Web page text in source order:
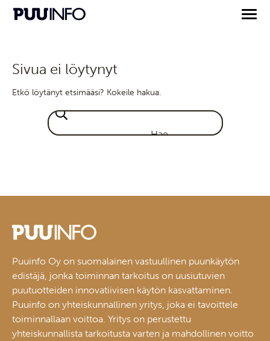
Sivua ei löytynyt
Etkö löytänyt etsimääsi? Kokeile hakua.
Puuinfo Oy on suomalainen vastuullinen puunkäytön
edistäjä, jonka toiminnan tarkoitus on uusiutuvien
puutuotteiden innovatiivisen käytön kasvattaminen.
Puuinfo on yhteiskunnallinen yritys, joka ei tavoittele
toiminnallaan voittoa. Yritys on perustettu
yhteiskunnallista tarkoitusta varten ja mahdollinen voitto